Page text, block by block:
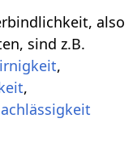
also
sind z.B.
,
,